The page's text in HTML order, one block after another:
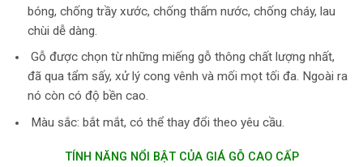
bóng, chống trầy xước, chống thấm nước, chống cháy, lau
chùi dễ dàng.
Gỗ được chọn từ những miếng gỗ thông chất lượng nhất,
đã qua tẩm sấy, xử lý cong vênh và mối mọt tối đa. Ngoài ra
nó còn có độ bền cao.
Màu sắc: bắt mắt, có thể thay đổi theo yêu cầu.
TÍNH NĂNG NỔI BẬT CỦA GIÁ GỖ CAO CẤP